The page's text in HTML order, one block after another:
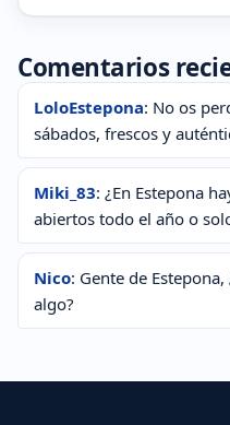
Comentarios
LoloEstepona: No os
sábados, frescos y
Miki_83: ¿En Estepona
abiertos todo el año o
Nico: Gente de
algo?